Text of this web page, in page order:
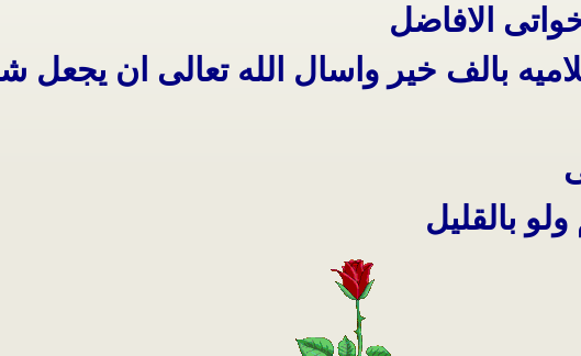
الافاضل
بالف خير واسال الله تعالى ان
بالقليل